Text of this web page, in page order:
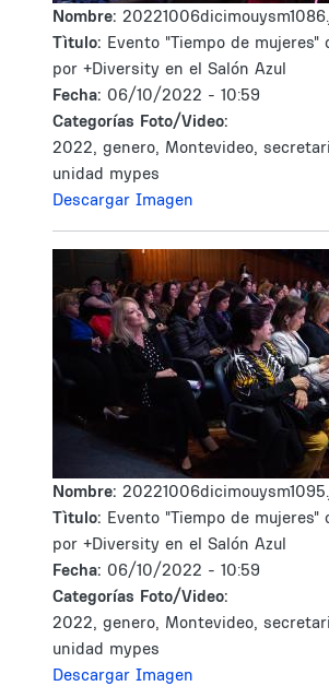
Nombre:
Tìtulo: Evento "Tiempo de mujeres"
por +Diversity en el Salón Azul
Fecha: 06/10/2022 - 10:59
Categorías Foto/Video:
2022, genero, Montevideo,
unidad mypes
Descargar Imagen
Nombre:
Tìtulo: Evento "Tiempo de mujeres"
por +Diversity en el Salón Azul
Fecha: 06/10/2022 - 10:59
Categorías Foto/Video:
2022, genero, Montevideo,
unidad mypes
Descargar Imagen